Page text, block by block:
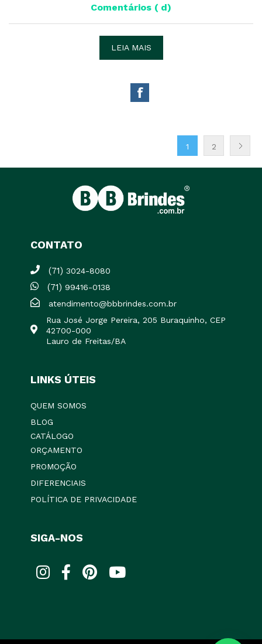
Comentários ( d)
LEIA MAIS
1 2
CONTATO
(71) 3024-8080
(71) 99416-0138
atendimento@bbbrindes.com.br
Rua José Jorge Pereira, 205 Buraquinho, CEP
42700-000
Lauro de Freitas/BA
LINKS ÚTEIS
QUEM SOMOS
BLOG
CATÁLOGO
ORÇAMENTO
PROMOÇÃO
DIFERENCIAIS
POLÍTICA DE PRIVACIDADE
SIGA-NOS